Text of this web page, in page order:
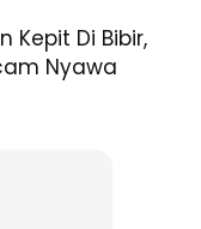
Kepit Di Bibir,
Nyawa